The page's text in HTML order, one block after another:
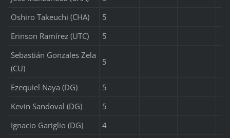
Oshiro Takeuchi (CHA)
5
Erinson Ramírez (UTC)
5
Sebastián Gonzales Zela
(CU)
5
Ezequiel Naya (DG)
5
Kevin Sandoval (DG)
5
Ignacio Gariglio (DG)
4